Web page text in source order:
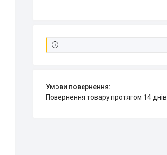
повернення товару протягом 14 днів